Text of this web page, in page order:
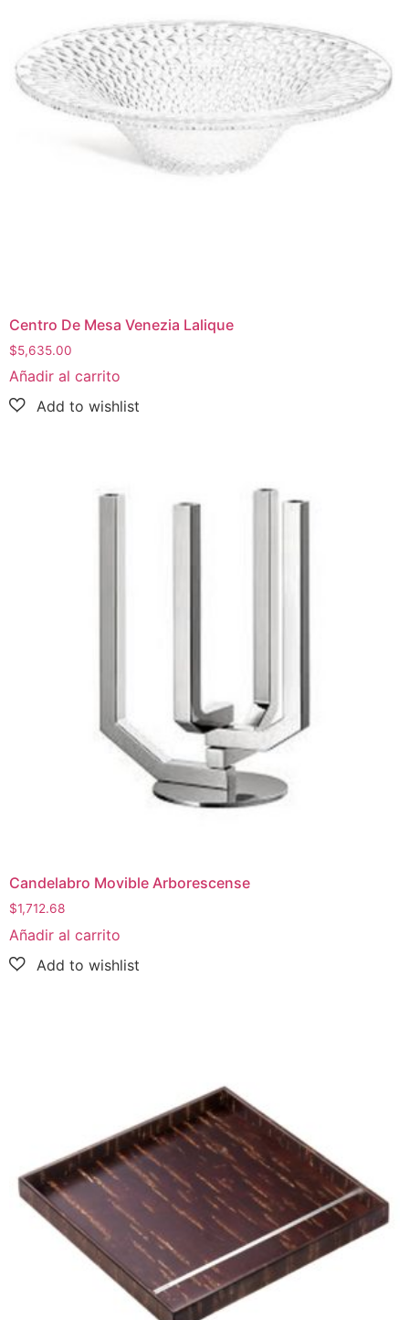
Centro De Mesa Venezia Lalique
$5,635.00
Añadir al carrito
Candelabro Movible Arborescense
$1,712.68
Añadir al carrito